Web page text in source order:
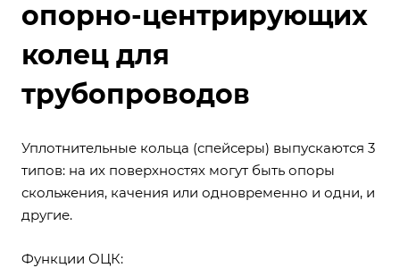
опорно-центрирующих
колец для
трубопроводов
Уплотнительные кольца (спейсеры) выпускаются 3
типов: на их поверхностях могут быть опоры
скольжения, качения или одновременно и одни, и
другие.
Функции ОЦК: